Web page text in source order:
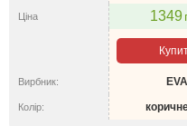
Ціна 1349
Вирбник: EVA
Колір: